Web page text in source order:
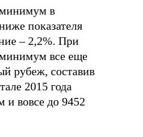
в
показателя
– 2,2%. При
минимум все еще
рубеж, составив
2015 года
и вовсе до 9452